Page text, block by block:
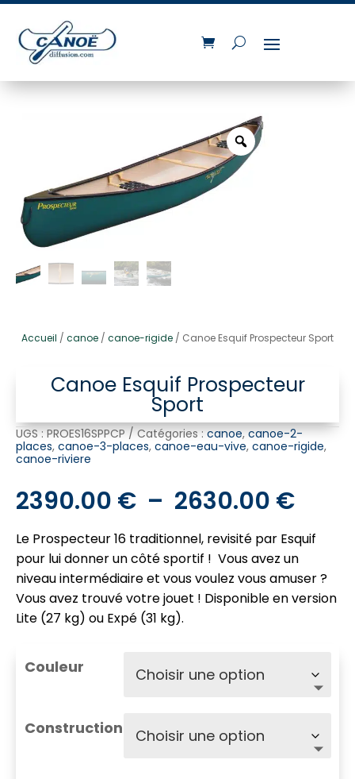
Accueil / canoe / canoe-rigide / Canoe Esquif Prospecteur Sport
Canoe Esquif Prospecteur
Sport
UGS :PROES16SPPCP Catégories :canoe,canoe-2-
places, canoe-3-places, canoe-eau-vive, canoe-rigide,
canoe-riviere
2390.00 € – 2630.00 €
prix :
à
Le Prospecteur 16 traditionnel, revisité par Esquif
pour lui donner un côté sportif ! Vous avez un
niveau intermédiaire et vous voulez vous amuser ?
Vous avez trouvé votre jouet ! Disponible en version
Lite (27 kg) ou Expé (31 kg).
Couleur
Construction